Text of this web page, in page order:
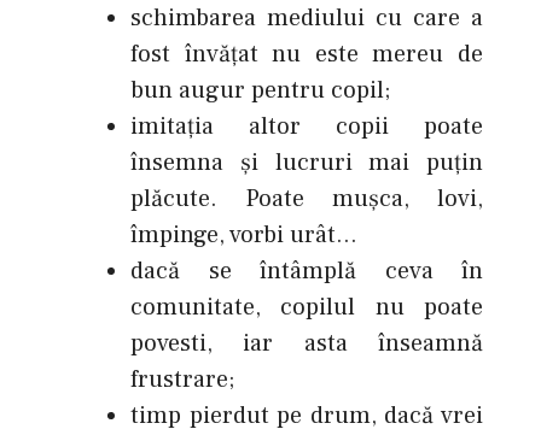
schimbarea mediului cu care a
fost învăţat nu este mereu de
bun augur pentru copil;
imitaţia altor copii poate
însemna şi lucruri mai puţin
plăcute. Poate muşca, lovi,
împinge, vorbi urât…
dacă se întâmplă ceva în
comunitate, copilul nu poate
povesti, iar asta înseamnă
frustrare;
timp pierdut pe drum, dacă vrei